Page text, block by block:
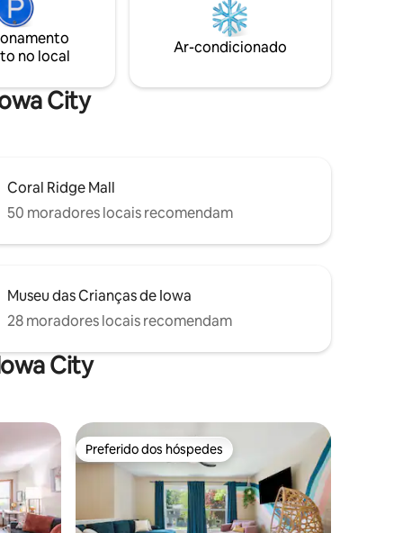
Iowa
envie-
no local
Ar-condicionado
City
Coral Ridge Mall
50 moradores locais recomendam
Museu das Crianças de Iowa
28 moradores locais recomendam
City
hóspedes Preferido dos hóspedes
Preferido dos hóspedes